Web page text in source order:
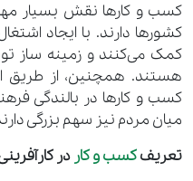
کسب و کارها نقش بسیار
کشورها دارند. با ایجاد
کمک می‌کنند و زمینه ساز
هستند. همچنین، از طریق
کسب و کارها در بالندگی
میان مردم نیز سهم بزرگی
تعریفکسب و کار در